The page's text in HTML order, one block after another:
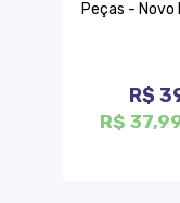
Peças - Novo
R$
R$